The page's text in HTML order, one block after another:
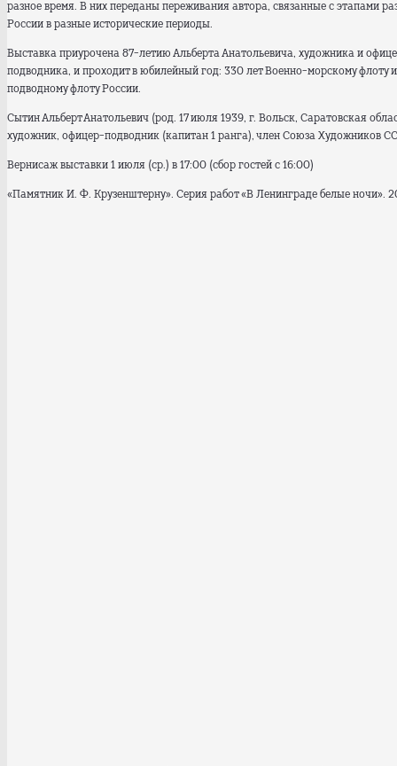
разное время. В них переданы переживания автора, связанные с этапами
России в разные исторические периоды.
Выставка приурочена 87-летию Альберта Анатольевича, художника и
подводника, и проходит в юбилейный год: 330 лет Военно-морскому флоту
подводному флоту России.
Сытин Альберт Анатольевич (род. 17 июля 1939, г. Вольск, Саратовская
художник, офицер-подводник (капитан 1 ранга), член Союза Художников
Вернисаж выставки 1 июля (ср.) в 17:00 (сбор гостей с 16:00)
«Памятник И. Ф. Крузенштерну». Серия работ «В Ленинграде белые ночи».